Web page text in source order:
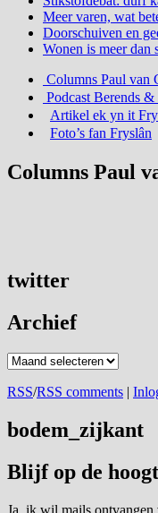
Meer varen, wat
Doorschuiven en
Wonen is meer dan
Columns Paul van
Podcast Berends
Artikel ek yn it
Foto’s fan Fryslân
Columns Paul
twitter
Archief
Archief
RSS/RSS comments |
bodem_zijkant
Blijf op de
Ja, ik wil mails ontvangen